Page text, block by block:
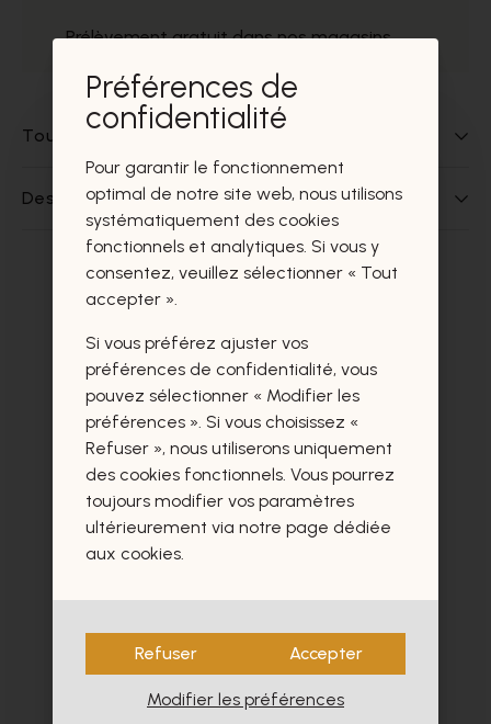
Prélèvement gratuit dans nos magasins
Tout sur ce produit
Des questions sur ce produit?
Ces produits vous intéresseront
certainement aussi.
- 30%
Préférences de
confidentialité
Pour garantir le fonctionnement
optimal de notre site web, nous utilisons
systématiquement des cookies
fonctionnels et analytiques. Si vous y
consentez, veuillez sélectionner « Tout
accepter ».
Si vous préférez ajuster vos
préférences de confidentialité, vous
pouvez sélectionner « Modifier les
préférences ». Si vous choisissez «
Refuser », nous utiliserons uniquement
des cookies fonctionnels. Vous pourrez
toujours modifier vos paramètres
ultérieurement via notre page dédiée
aux cookies.
Refuser Accepter
Modifier les préférences